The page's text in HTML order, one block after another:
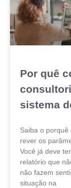
Por quê
sistema
Saiba o
rever os
Você já deve
relatório que
não fazem
situação na